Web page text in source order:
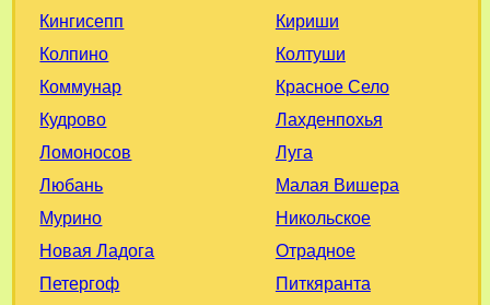
Кингисепп
Кириши
Колпино
Колтуши
Коммунар
Красное Село
Кудрово
Лахденпохья
Ломоносов
Луга
Любань
Малая Вишера
Мурино
Никольское
Новая Ладога
Отрадное
Петергоф
Питкяранта